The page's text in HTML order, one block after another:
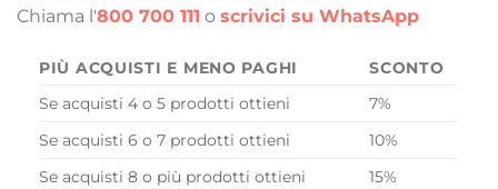
Chiama l'800 700 111 o scrivici su WhatsApp
PIÙ ACQUISTI E MENO PAGHI
SCONTO
Se acquisti 4 o 5 prodotti ottieni
7%
Se acquisti 6 o 7 prodotti ottieni
10%
Se acquisti 8 o più prodotti ottieni
15%